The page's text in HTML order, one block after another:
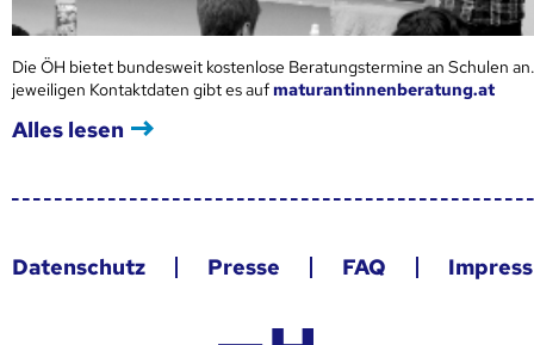
Die ÖH bietet bundesweit kostenlose Beratungstermine an Schulen
jeweiligen Kontaktdaten gibt es aufmaturantinnenberatung.at
Alles lesen
Datenschutz Presse FAQ